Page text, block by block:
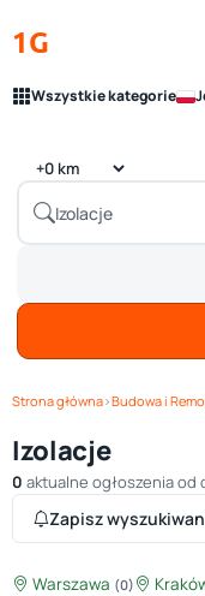
1G
Wszystkie kategorie
Strona główna›Budowa i
Izolacje
0 aktualne ogłoszenia
Zapisz
Warszawa (0)